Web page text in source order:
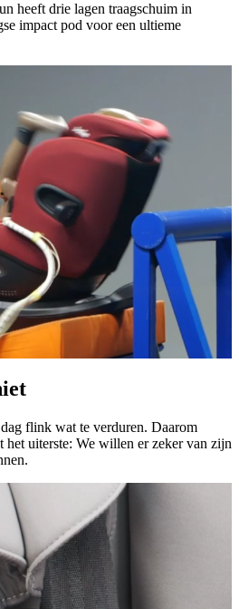
heeft drie lagen traagschuim in
impact pod voor een ultieme
flink wat te verduren. Daarom
het uiterste: We willen er zeker van zijn